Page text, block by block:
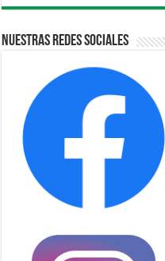
Nuestras Redes Sociales